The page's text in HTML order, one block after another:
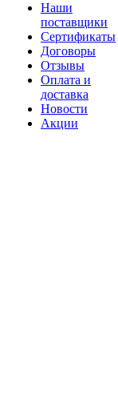
Наши
поставщики
Сертификаты
Договоры
Отзывы
Оплата и
доставка
Новости
Акции